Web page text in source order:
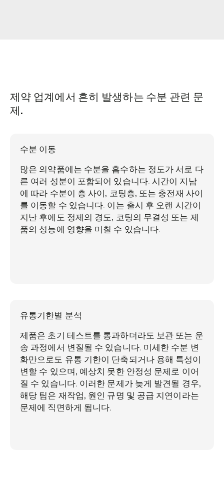
제약 업계에서 흔히 발생하는 수분 관련 문
제.
수분 이동
많은 의약품에는 수분을 흡수하는 정도가 서로 다
른 여러 성분이 포함되어 있습니다. 시간이 지남
에 따라 수분이 층 사이, 코팅층, 또는 충전재 사이
를 이동할 수 있습니다. 이는 출시 후 오랜 시간이
지난 후에도 정제의 경도, 코팅의 무결성 또는 제
품의 성능에 영향을 미칠 수 있습니다.
유통기한별 분석
제품은 초기 테스트를 통과하더라도 보관 또는 운
송 과정에서 변질될 수 있습니다. 미세한 수분 변
화만으로도 유통 기한이 단축되거나 용해 특성이
변할 수 있으며, 예상치 못한 안정성 문제로 이어
질 수 있습니다. 이러한 문제가 늦게 발견될 경우,
해당 팀은 재작업, 원인 규명 및 공급 지연이라는
문제에 직면하게 됩니다.